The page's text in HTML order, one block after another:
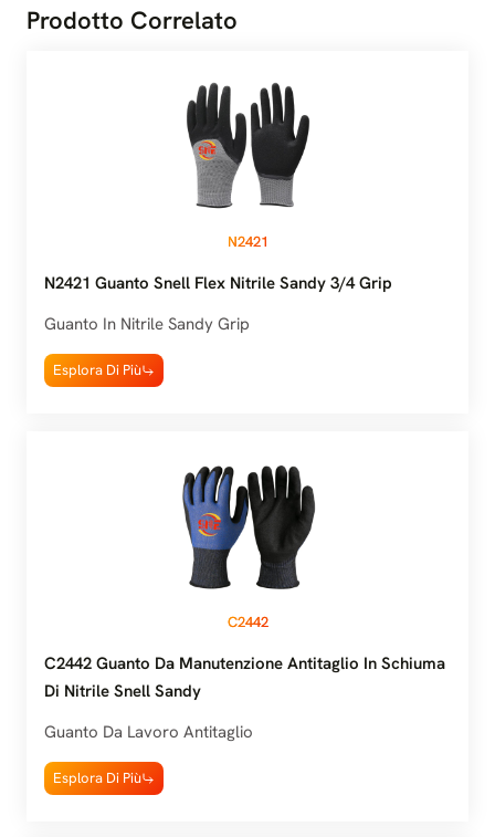
Prodotto Correlato
N2421
N2421 Guanto Snell Flex Nitrile Sandy 3/4 Grip
Guanto In Nitrile Sandy Grip
Esplora Di Più
C2442
C2442 Guanto Da Manutenzione Antitaglio In Schiuma
Di Nitrile Snell Sandy
Guanto Da Lavoro Antitaglio
Esplora Di Più